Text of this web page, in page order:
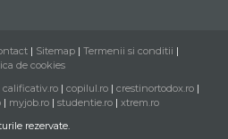
| Sitemap | Termenii si conditii |
de cookies
calificativ.ro | copilul.ro | crestinortodox.ro |
| myjob.ro | studentie.ro | xtrem.ro
rezervate.